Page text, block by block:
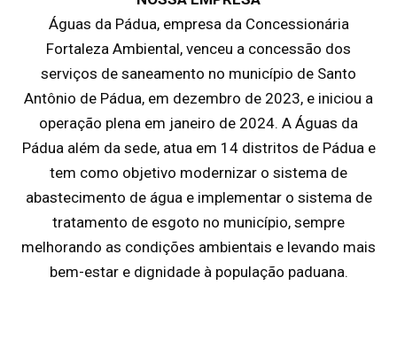
Águas da Pádua, empresa da Concessionária
Fortaleza Ambiental, venceu a concessão dos
serviços de saneamento no município de Santo
Antônio de Pádua, em dezembro de 2023, e iniciou a
operação plena em janeiro de 2024. A Águas da
Pádua além da sede, atua em 14 distritos de Pádua e
tem como objetivo modernizar o sistema de
abastecimento de água e implementar o sistema de
tratamento de esgoto no município, sempre
melhorando as condições ambientais e levando mais
bem-estar e dignidade à população paduana.